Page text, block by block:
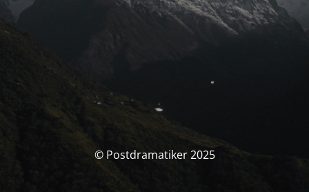
© Postdramatiker 2025